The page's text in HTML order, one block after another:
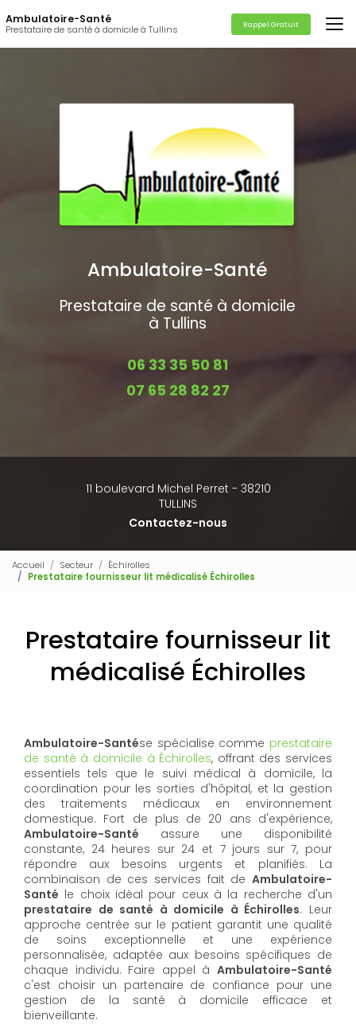
au
contenu
principal
Ambulatoire-Santé
Prestataire de santé à domicile à Tullins Rappel Gratuit
Ambulatoire-Santé
Prestataire de santé à domicile
à Tullins
06 33 35 50 81
07 65 28 82 27
11 boulevard Michel Perret - 38210
TULLINS
Contactez-nous
Accueil Secteur
Échirolles
Prestataire fournisseur lit médicalisé Échirolles
Prestataire fournisseur lit
médicalisé Échirolles
Ambulatoire-Santése spécialise comme prestataire
de santé à domicile à Échirolles, offrant des services
essentiels tels que le suivi médical à domicile, la
coordination pour les sorties d'hôpital, et la gestion
des traitements médicaux en environnement
domestique. Fort de plus de 20 ans d'expérience,
Ambulatoire-Santé assure une disponibilité
constante, 24 heures sur 24 et 7 jours sur 7, pour
répondre aux besoins urgents et planifiés. La
combinaison de ces services fait de Ambulatoire-
Santé le choix idéal pour ceux à la recherche d'un
prestataire de santé à domicile à Échirolles. Leur
approche centrée sur le patient garantit une qualité
de soins exceptionnelle et une expérience
personnalisée, adaptée aux besoins spécifiques de
chaque individu. Faire appel à Ambulatoire-Santé
c'est choisir un partenaire de confiance pour une
gestion de la santé à domicile efficace et
bienveillante.